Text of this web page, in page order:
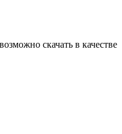
скачать в качестве